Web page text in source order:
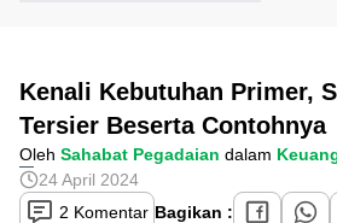
Kenali Kebutuhan Primer,
Tersier Beserta Contohnya
Oleh Sahabat Pegadaian dalam
24 April 2024
2 Komentar Bagikan :